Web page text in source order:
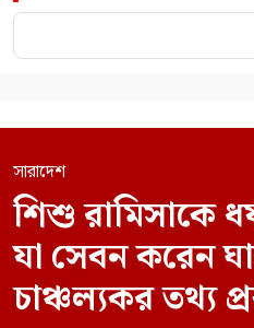
সারাদেশ
শিশু রামিসাকে
যা সেবন করেন
চাঞ্চল্যকর তথ্য